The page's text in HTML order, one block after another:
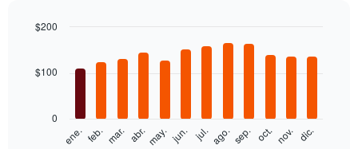
with
siguiente
ene. feb. mar. abr.may. jun. jul. ago. sep. oct. nov. dic.
0
$100
$200